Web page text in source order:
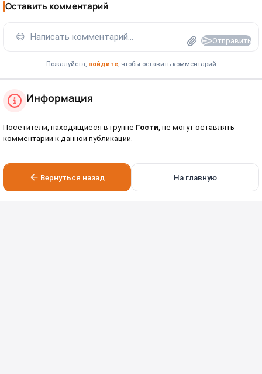
Оставить комментарий
😊 Написать комментарий... Отправить
Пожалуйста, войдите, чтобы оставить комментарий
Информация
Посетители, находящиеся в группе Гости, не могут оставлять
комментарии к данной публикации.
Вернуться назад На главную